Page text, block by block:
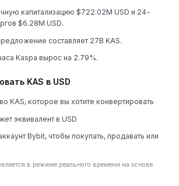
капитализацию $722.02M USD и 24-
$6.28M USD.
составляет 27B KAS.
Kaspa вырос на 2.79%.
KAS в USD
KAS, которое вы хотите конвертировать
эквивалент в USD
Bybit, чтобы покупать, продавать или
в режиме реального времени на основе